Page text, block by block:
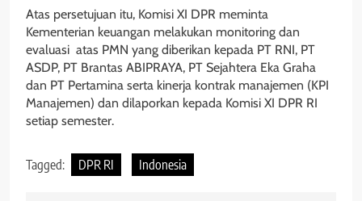
Atas persetujuan itu, Komisi XI DPR meminta
Kementerian keuangan melakukan monitoring dan
evaluasi atas PMN yang diberikan kepada PT RNI, PT
ASDP, PT Brantas ABIPRAYA, PT Sejahtera Eka Graha
dan PT Pertamina serta kinerja kontrak manajemen (KPI
Manajemen) dan dilaporkan kepada Komisi XI DPR RI
setiap semester.
Tagged: DPR RI Indonesia